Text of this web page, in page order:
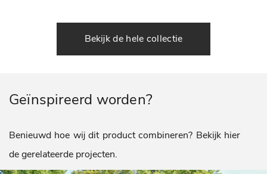
Bekijk de hele collectie
Geïnspireerd worden?
Benieuwd hoe wij dit product combineren? Bekijk hier
de gerelateerde projecten.